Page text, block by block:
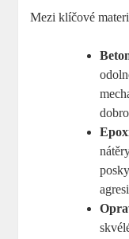
Mezi klíčové